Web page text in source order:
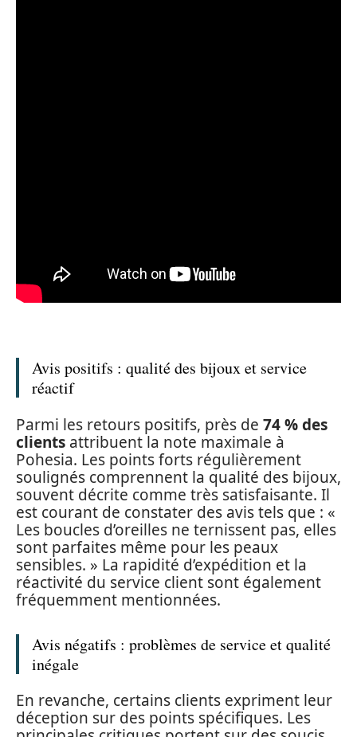
Avis positifs : qualité des bijoux et service
réactif
Parmi les retours positifs, près de 74 % des
clients attribuent la note maximale à
Pohesia. Les points forts régulièrement
soulignés comprennent la qualité des bijoux,
souvent décrite comme très satisfaisante. Il
est courant de constater des avis tels que : «
Les boucles d’oreilles ne ternissent pas, elles
sont parfaites même pour les peaux
sensibles. » La rapidité d’expédition et la
réactivité du service client sont également
fréquemment mentionnées.
Avis négatifs : problèmes de service et qualité
inégale
En revanche, certains clients expriment leur
déception sur des points spécifiques. Les